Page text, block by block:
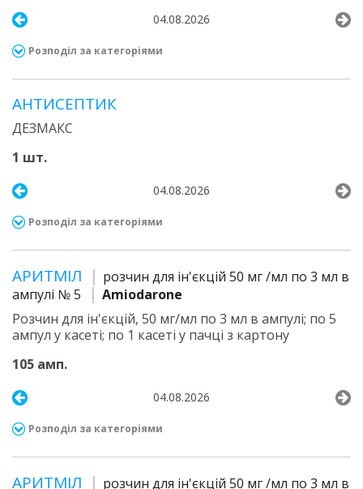
04.08.2026
Розподіл за категоріями
АНТИСЕПТИК
ДЕЗМАКС
1 шт.
04.08.2026
Розподіл за категоріями
АРИТМІЛ
розчин для ін'єкцій 50 мг /мл по 3 мл в
ампулі № 5
Amiodarone
Розчин для ін'єкцій, 50 мг/мл по 3 мл в ампулі; по 5
ампул у касеті; по 1 касеті у пачці з картону
105 амп.
04.08.2026
Розподіл за категоріями
АРИТМІЛ розчин для ін'єкцій 50 мг /мл по 3 мл в